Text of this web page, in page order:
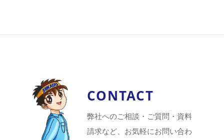
CONTACT
弊社へのご相談・ご質問・資料
請求など、お気軽にお問い合わ